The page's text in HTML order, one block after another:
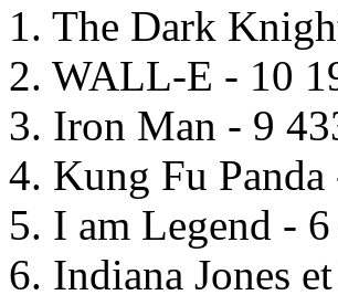
1. The Dark
2. WALL-E - 10
3. Iron Man - 9
4. Kung Fu
5. I am Legend -
6. Indiana Jones